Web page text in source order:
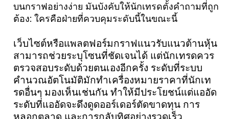
บนกราฟอย่างง่าย มันบังคับให้นักเทรดตั้งคำถามที่ถูก
ต้อง: ใครคือฝ่ายที่ควบคุมระดับนี้ในขณะนี้
เว็บไซต์หรือแพลตฟอร์มกราฟแนวรับแนวต้านหุ้น
สามารถช่วยระบุโซนที่ชัดเจนได้ แต่นักเทรดควร
ตรวจสอบระดับด้วยตนเองอีกครั้ง ระดับที่ระบบ
คำนวณอัตโนมัติมักทำเครื่องหมายราคาที่นักเท
รดอื่นๆ มองเห็นเช่นกัน ทำให้มีประโยชน์แต่แออัด
ระดับที่แออัดจะดึงดูดออร์เดอร์ตัดขาดทุน การ
หลอกตลาด และการกลับทิศอย่างรวดเร็ว